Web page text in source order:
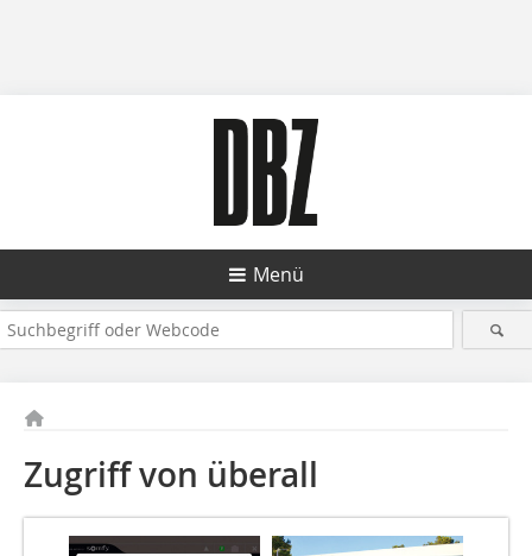
Menü
Zugriff von überall